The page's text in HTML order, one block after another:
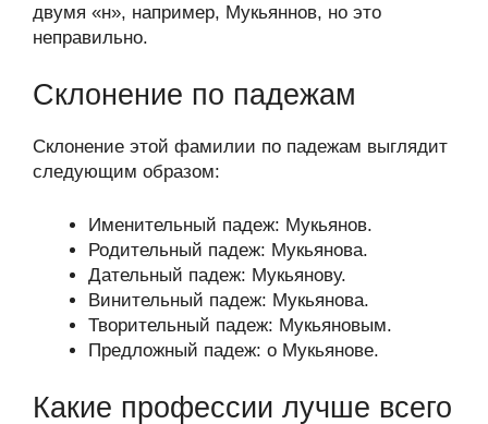
двумя «н», например, Мукьяннов, но это
неправильно.
Склонение по падежам
Склонение этой фамилии по падежам выглядит
следующим образом:
Именительный падеж: Мукьянов.
Родительный падеж: Мукьянова.
Дательный падеж: Мукьянову.
Винительный падеж: Мукьянова.
Творительный падеж: Мукьяновым.
Предложный падеж: о Мукьянове.
Какие профессии лучше всего